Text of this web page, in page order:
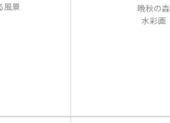
風景
晩秋の森
水彩画